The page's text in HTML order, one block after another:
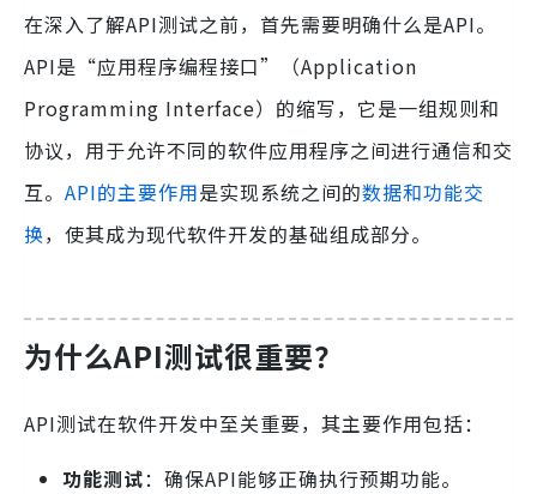
在深入了解API测试之前，首先需要明确什么是API。
API是“应用程序编程接口”（Application
Programming Interface）的缩写，它是一组规则和
协议，用于允许不同的软件应用程序之间进行通信和交
互。 API的主要作用是实现系统之间的数据和功能交
换，使其成为现代软件开发的基础组成部分。
为什么API测试很重要？
API测试在软件开发中至关重要，其主要作用包括：
功能测试：确保API能够正确执行预期功能。